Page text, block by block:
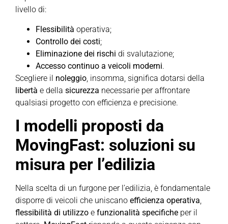
livello di:
Flessibilità operativa;
Controllo dei costi;
Eliminazione dei rischi di svalutazione;
Accesso continuo a veicoli moderni.
Scegliere il noleggio, insomma, significa dotarsi della
libertà e della sicurezza necessarie per affrontare
qualsiasi progetto con efficienza e precisione.
I modelli proposti da
MovingFast: soluzioni su
misura per l’edilizia
Nella scelta di un furgone per l’edilizia, è fondamentale
disporre di veicoli che uniscano efficienza operativa,
flessibilità di utilizzo e funzionalità specifiche per il